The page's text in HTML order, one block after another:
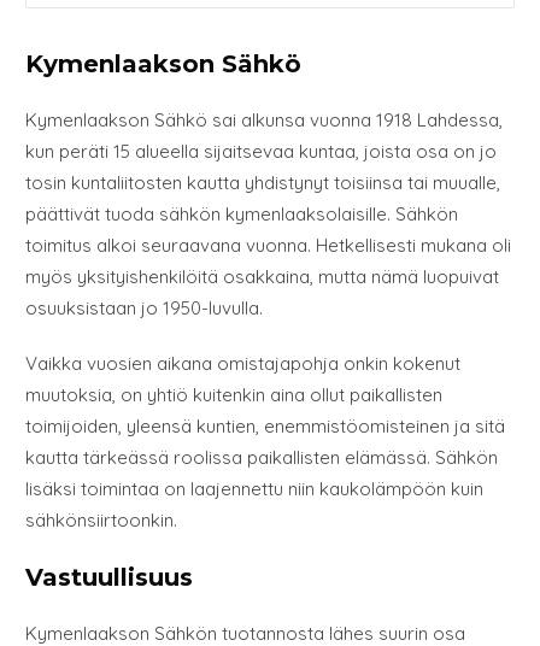
Kymenlaakson Sähkö
Kymenlaakson Sähkö sai alkunsa vuonna 1918 Lahdessa,
kun peräti 15 alueella sijaitsevaa kuntaa, joista osa on jo
tosin kuntaliitosten kautta yhdistynyt toisiinsa tai muualle,
päättivät tuoda sähkön kymenlaaksolaisille. Sähkön
toimitus alkoi seuraavana vuonna. Hetkellisesti mukana oli
myös yksityishenkilöitä osakkaina, mutta nämä luopuivat
osuuksistaan jo 1950-luvulla.
Vaikka vuosien aikana omistajapohja onkin kokenut
muutoksia, on yhtiö kuitenkin aina ollut paikallisten
toimijoiden, yleensä kuntien, enemmistöomisteinen ja sitä
kautta tärkeässä roolissa paikallisten elämässä. Sähkön
lisäksi toimintaa on laajennettu niin kaukolämpöön kuin
sähkönsiirtoonkin.
Vastuullisuus
Kymenlaakson Sähkön tuotannosta lähes suurin osa